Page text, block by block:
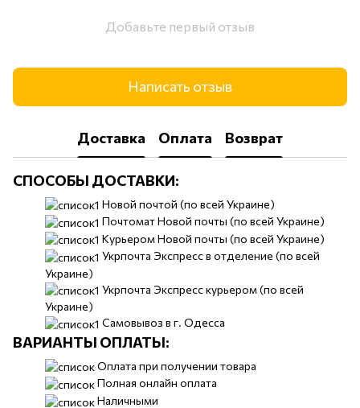
Добавьте первый отзыв
Написать отзыв
Доставка Оплата Возврат
СПОСОБЫ ДОСТАВКИ:
​​Новой почтой (по всей Украине)
Почтомат Новой почты (по всей Украине)
Курьером Новой почты (по всей Украине)
Укрпочта Экспресс в отделение (по всей
Украине)
Укрпочта Экспресс курьером (по всей
Украине)
Самовывоз в г. Одесса
ВАРИАНТЫ ОПЛАТЫ:
Оплата при получении товара
Полная онлайн оплата
Наличными